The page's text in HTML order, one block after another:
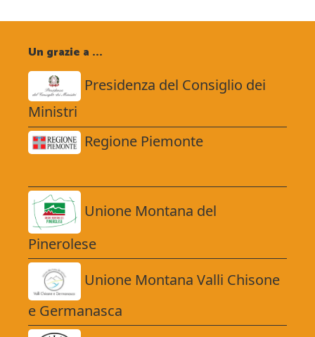
Un grazie a ...
Presidenza del Consiglio dei
Ministri
Regione Piemonte
Unione Montana del
Pinerolese
Unione Montana Valli Chisone
e Germanasca